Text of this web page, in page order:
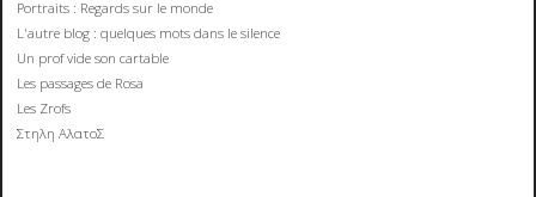
Portraits : Regards sur le monde
L'autre blog : quelques mots dans le silence
Un prof vide son cartable
Les passages de Rosa
Les Zrofs
Στηλη ΑλατοΣ